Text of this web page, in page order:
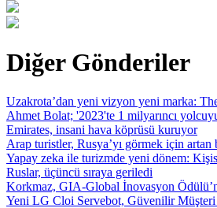
Diğer Gönderiler
Uzakrota’dan yeni vizyon yeni marka:
Ahmet Bolat; '2023'te 1 milyarıncı
Emirates, insani hava köprüsü kuruyor
Arap turistler, Rusya’yı görmek için
Yapay zeka ile turizmde yeni dönem:
Ruslar, üçüncü sıraya geriledi
Korkmaz, GIA-Global İnovasyon
Yeni LG Cloi Servebot, Güvenilir